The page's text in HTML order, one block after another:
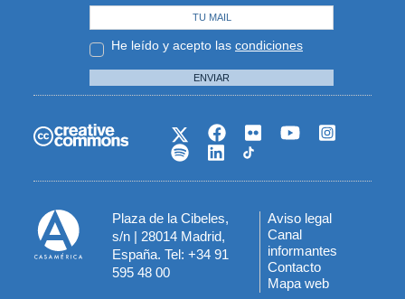
He leído y acepto las condiciones
ENVIAR
Plaza de la Cibeles,
s/n | 28014 Madrid,
España. Tel: +34 91
595 48 00
Menú
del
Aviso legal
Canal
informantes
Contacto
Mapa web